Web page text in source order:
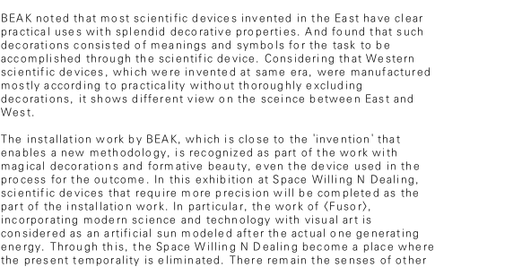
BEAK noted that most scientific devices invented in the East have clear
practical uses with splendid decorative properties. And found that such
decorations consisted of meanings and symbols for the task to be
accomplished through the scientific device. Considering that Western
scientific devices, which were invented at same era, were manufactured
mostly according to practicality without thoroughly excluding
decorations, it shows different view on the sceince between East and
West.
The installation work by BEAK, which is close to the 'invention' that
enables a new methodology, is recognized as part of the work with
magical decorations and formative beauty, even the device used in the
process for the outcome. In this exhibition at Space Willing N Dealing,
scientific devices that require more precision will be completed as the
part of the installation work. In particular, the work of <Fusor>,
incorporating modern science and technology with visual art is
considered as an artificial sun modeled after the actual one generating
energy. Through this, the Space Willing N Dealing become a place where
the present temporality is eliminated. There remain the senses of other